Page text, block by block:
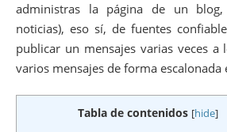
administras la página de un
noticias), eso sí, de fuentes
publicar un mensajes varias veces
varios mensajes de forma escalonada
Tabla de contenidos [hide]